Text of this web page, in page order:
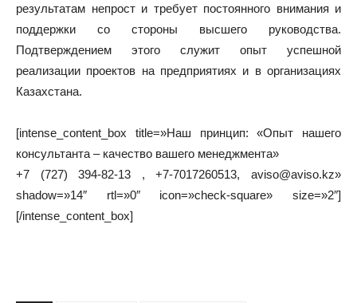
результатам непрост и требует постоянного внимания и
поддержки со стороны высшего руководства.
Подтверждением этого служит опыт успешной
реализации проектов на предприятиях и в организациях
Казахстана.
[intense_content_box title=»Наш принцип: «Опыт нашего
консультанта – качество вашего менеджмента»
+7 (727) 394-82-13 , +7-7017260513, aviso@aviso.kz»
shadow=»14″ rtl=»0″ icon=»check-square» size=»2″]
[/intense_content_box]